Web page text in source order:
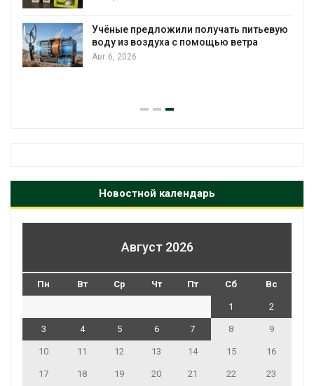
Учёные предложили получать питьевую
воду из воздуха с помощью ветра
Авг 6, 2026
Новостной календарь
Август 2026
Пн Вт Ср Чт Пт Сб Вс
1 2
3 4 5 6 7 8 9
10 11 12 13 14 15 16
17 18 19 20 21 22 23